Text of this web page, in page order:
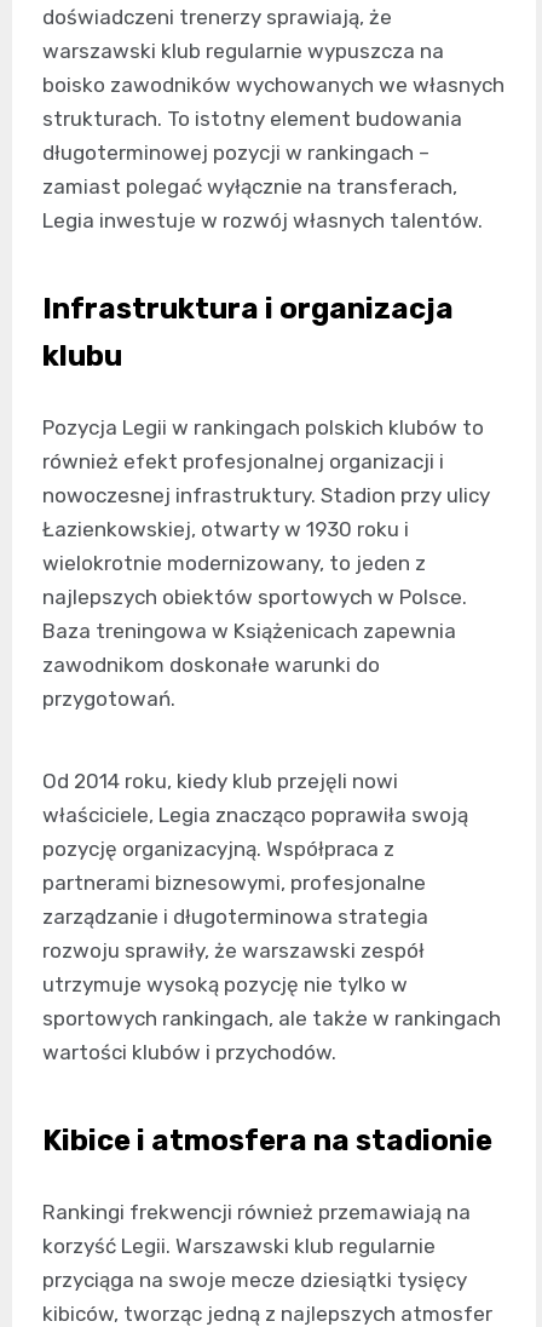
doświadczeni trenerzy sprawiają, że
warszawski klub regularnie wypuszcza na
boisko zawodników wychowanych we własnych
strukturach. To istotny element budowania
długoterminowej pozycji w rankingach –
zamiast polegać wyłącznie na transferach,
Legia inwestuje w rozwój własnych talentów.
Infrastruktura i organizacja
klubu
Pozycja Legii w rankingach polskich klubów to
również efekt profesjonalnej organizacji i
nowoczesnej infrastruktury. Stadion przy ulicy
Łazienkowskiej, otwarty w 1930 roku i
wielokrotnie modernizowany, to jeden z
najlepszych obiektów sportowych w Polsce.
Baza treningowa w Książenicach zapewnia
zawodnikom doskonałe warunki do
przygotowań.
Od 2014 roku, kiedy klub przejęli nowi
właściciele, Legia znacząco poprawiła swoją
pozycję organizacyjną. Współpraca z
partnerami biznesowymi, profesjonalne
zarządzanie i długoterminowa strategia
rozwoju sprawiły, że warszawski zespół
utrzymuje wysoką pozycję nie tylko w
sportowych rankingach, ale także w rankingach
wartości klubów i przychodów.
Kibice i atmosfera na stadionie
Rankingi frekwencji również przemawiają na
korzyść Legii. Warszawski klub regularnie
przyciąga na swoje mecze dziesiątki tysięcy
kibiców, tworząc jedną z najlepszych atmosfer